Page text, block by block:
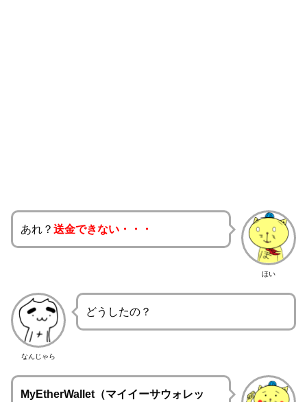
ほい
あれ？ 送金できない・・・
なんじゃら
どうしたの？
MyEtherWallet（マイイーサウォレッ